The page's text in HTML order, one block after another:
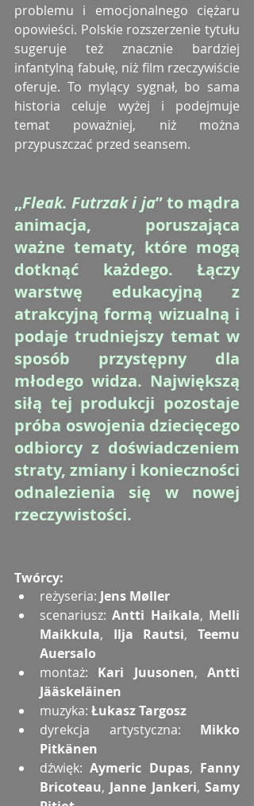
problemu i emocjonalnego ciężaru
opowieści. Polskie rozszerzenie tytułu
sugeruje też znacznie bardziej
infantylną fabułę, niż film rzeczywiście
oferuje. To mylący sygnał, bo sama
historia celuje wyżej i podejmuje
temat poważniej, niż można
przypuszczać przed seansem.
„Fleak. Futrzak i ja” to mądra
animacja, poruszająca
ważne tematy, które mogą
dotknąć każdego. Łączy
warstwę edukacyjną z
atrakcyjną formą wizualną i
podaje trudniejszy temat w
sposób przystępny dla
młodego widza. Największą
siłą tej produkcji pozostaje
próba oswojenia dziecięcego
odbiorcy z doświadczeniem
straty, zmiany i konieczności
odnalezienia się w nowej
rzeczywistości.
Twórcy:
reżyseria: Jens Møller
scenariusz: Antti Haikala, Melli
Maikkula, Ilja Rautsi, Teemu
Auersalo
montaż: Kari Juusonen, Antti
Jääskeläinen
muzyka: Łukasz Targosz
dyrekcja artystyczna: Mikko
Pitkänen
dźwięk: Aymeric Dupas, Fanny
Bricoteau, Janne Jankeri, Samy